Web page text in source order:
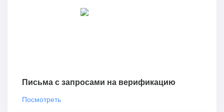
Письма с запросами на верификацию
Посмотреть